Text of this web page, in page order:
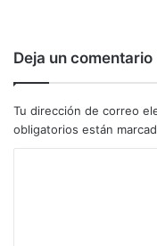
Deja un comentario
Tu dirección de correo
obligatorios están